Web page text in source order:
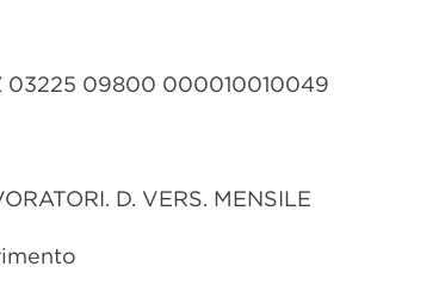
03225 09800 000010010049
D. VERS. MENSILE